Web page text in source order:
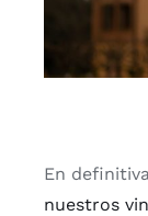
En
nuestros